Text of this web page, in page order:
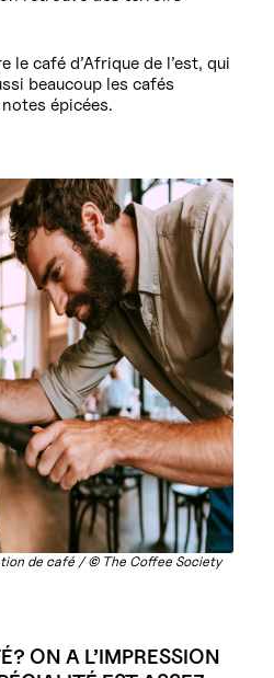
le café d’Afrique de l’est, qui
beaucoup les cafés
épicées.
de café /©The Coffee Society
ON A L’IMPRESSION